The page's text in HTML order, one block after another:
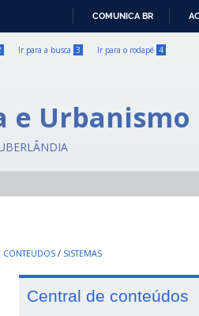
COMUNICA BR
Ir para a busca 3 Ir para o rodapé 4
Urbanismo
CONTEUDOS / SISTEMAS
Central de conteúdos